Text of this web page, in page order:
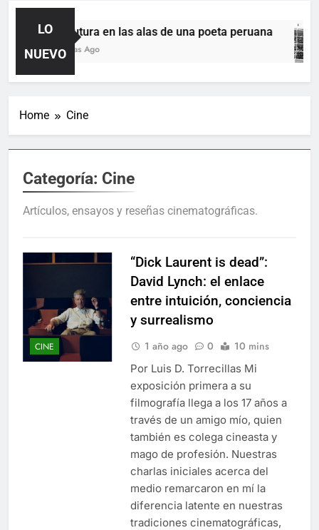
LO
NUEVO
La sutura en las alas de una poeta peruana
5 Horas Ago
Home Cine
Categoría: Cine
Artículos, ensayos y reseñas cinematográficas.
CINE
“Dick Laurent is dead”:
David Lynch: el enlace
entre intuición, conciencia
y surrealismo
1 año ago 0 10 mins
Por Luis D. Torrecillas Mi
exposición primera a su
filmografía llega a los 17 años a
través de un amigo mío, quien
también es colega cineasta y
mago de profesión. Nuestras
charlas iniciales acerca del
medio remarcaron en mí la
diferencia latente en nuestras
tradiciones cinematográficas,